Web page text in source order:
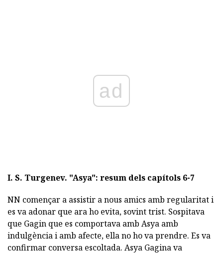
ad
I. S. Turgenev. "Asya": resum dels capítols 6-7
NN començar a assistir a nous amics amb regularitat i
es va adonar que ara ho evita, sovint trist. Sospitava
que Gagin que es comportava amb Asya amb
indulgència i amb afecte, ella no ho va prendre. Es va
confirmar conversa escoltada. Asya Gagina va